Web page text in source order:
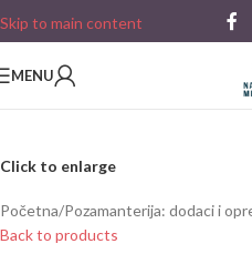
Skip to main content
MENU
Click to enlarge
Početna/Pozamanterija: dodaci i
Back to products